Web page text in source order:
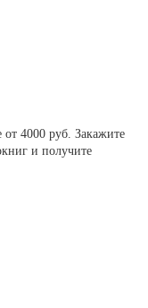
от 4000 руб. Закажите
и получите